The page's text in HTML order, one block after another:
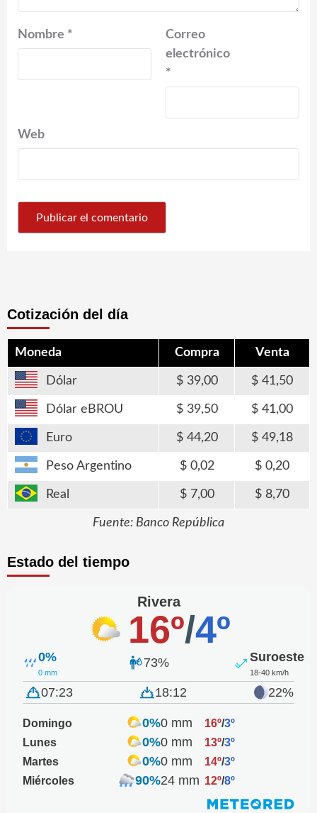
Nombre *
Correo
electrónico
*
Web
Cotización del día
Moneda Compra Venta
Dólar 39,00 41,50
Dólar eBROU 39,50 41,00
Euro 44,20 49,18
Peso Argentino 0,02 0,20
Real 7,00 8,70
Fuente: Banco República
Estado del tiempo
Rivera
16º/4º
0%
0 mm
73% Suroeste
18-40 km/h
07:23 18:12 22%
Domingo 0%0 mm 16º/3º
Lunes
0%0 mm 13º/3º
Martes
0%0 mm 14º/3º
Miércoles
90%24 mm 12º/8º